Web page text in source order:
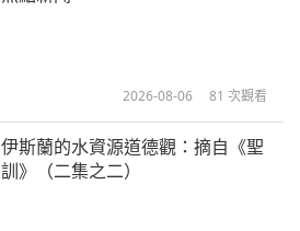
2026-08-06 81 次觀看
伊斯蘭的水資源道德觀：摘自《聖
訓》（二集之二）